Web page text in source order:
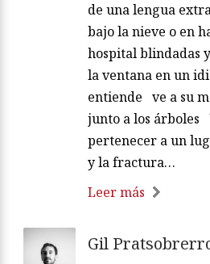
de una lengua
bajo la nieve o en
hospital blindadas
la ventana en un
entiende ve a su
junto a los árboles
pertenecer a un
y la fractura…
Leer más
Gil